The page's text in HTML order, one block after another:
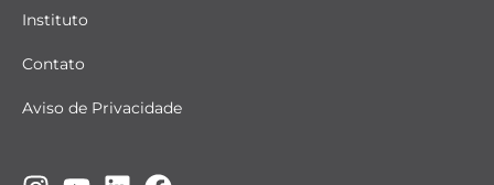
Instituto
Contato
Aviso de Privacidade